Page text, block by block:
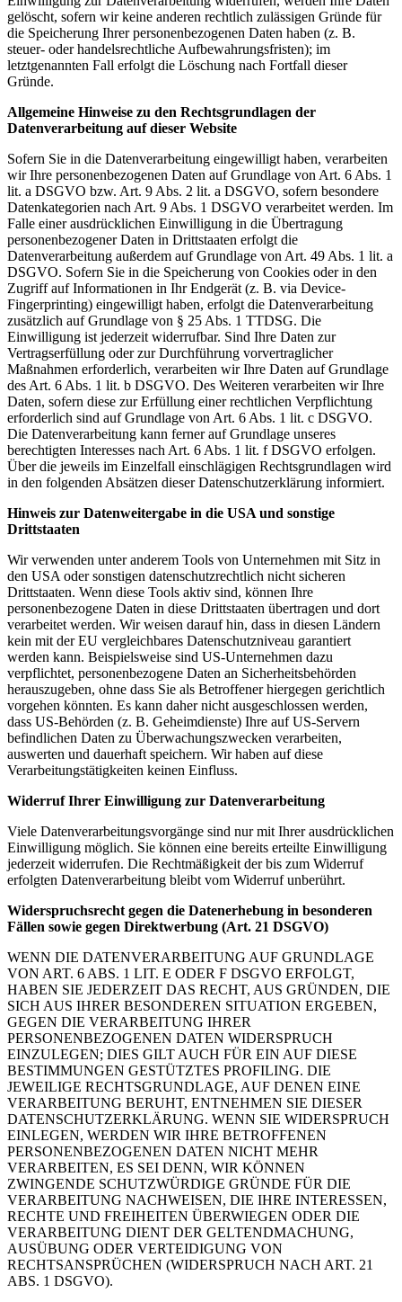
gelöscht, sofern wir keine anderen rechtlich zulässigen Gründe für
die Speicherung Ihrer personenbezogenen Daten haben (z. B.
steuer- oder handelsrechtliche Aufbewahrungsfristen); im
letztgenannten Fall erfolgt die Löschung nach Fortfall dieser
Gründe.
Allgemeine Hinweise zu den Rechtsgrundlagen der
Datenverarbeitung auf dieser Website
Sofern Sie in die Datenverarbeitung eingewilligt haben, verarbeiten
wir Ihre personenbezogenen Daten auf Grundlage von Art. 6 Abs. 1
lit. a DSGVO bzw. Art. 9 Abs. 2 lit. a DSGVO, sofern besondere
Datenkategorien nach Art. 9 Abs. 1 DSGVO verarbeitet werden. Im
Falle einer ausdrücklichen Einwilligung in die Übertragung
personenbezogener Daten in Drittstaaten erfolgt die
Datenverarbeitung außerdem auf Grundlage von Art. 49 Abs. 1 lit. a
DSGVO. Sofern Sie in die Speicherung von Cookies oder in den
Zugriff auf Informationen in Ihr Endgerät (z. B. via Device-
Fingerprinting) eingewilligt haben, erfolgt die Datenverarbeitung
zusätzlich auf Grundlage von § 25 Abs. 1 TTDSG. Die
Einwilligung ist jederzeit widerrufbar. Sind Ihre Daten zur
Vertragserfüllung oder zur Durchführung vorvertraglicher
Maßnahmen erforderlich, verarbeiten wir Ihre Daten auf Grundlage
des Art. 6 Abs. 1 lit. b DSGVO. Des Weiteren verarbeiten wir Ihre
Daten, sofern diese zur Erfüllung einer rechtlichen Verpflichtung
erforderlich sind auf Grundlage von Art. 6 Abs. 1 lit. c DSGVO.
Die Datenverarbeitung kann ferner auf Grundlage unseres
berechtigten Interesses nach Art. 6 Abs. 1 lit. f DSGVO erfolgen.
Über die jeweils im Einzelfall einschlägigen Rechtsgrundlagen wird
in den folgenden Absätzen dieser Datenschutzerklärung informiert.
Hinweis zur Datenweitergabe in die USA und sonstige
Drittstaaten
Wir verwenden unter anderem Tools von Unternehmen mit Sitz in
den USA oder sonstigen datenschutzrechtlich nicht sicheren
Drittstaaten. Wenn diese Tools aktiv sind, können Ihre
personenbezogene Daten in diese Drittstaaten übertragen und dort
verarbeitet werden. Wir weisen darauf hin, dass in diesen Ländern
kein mit der EU vergleichbares Datenschutzniveau garantiert
werden kann. Beispielsweise sind US-Unternehmen dazu
verpflichtet, personenbezogene Daten an Sicherheitsbehörden
herauszugeben, ohne dass Sie als Betroffener hiergegen gerichtlich
vorgehen könnten. Es kann daher nicht ausgeschlossen werden,
dass US-Behörden (z. B. Geheimdienste) Ihre auf US-Servern
befindlichen Daten zu Überwachungszwecken verarbeiten,
auswerten und dauerhaft speichern. Wir haben auf diese
Verarbeitungstätigkeiten keinen Einfluss.
Widerruf Ihrer Einwilligung zur Datenverarbeitung
Viele Datenverarbeitungsvorgänge sind nur mit Ihrer ausdrücklichen
Einwilligung möglich. Sie können eine bereits erteilte Einwilligung
jederzeit widerrufen. Die Rechtmäßigkeit der bis zum Widerruf
erfolgten Datenverarbeitung bleibt vom Widerruf unberührt.
Widerspruchsrecht gegen die Datenerhebung in besonderen
Fällen sowie gegen Direktwerbung (Art. 21 DSGVO)
WENN DIE DATENVERARBEITUNG AUF GRUNDLAGE
VON ART. 6 ABS. 1 LIT. E ODER F DSGVO ERFOLGT,
HABEN SIE JEDERZEIT DAS RECHT, AUS GRÜNDEN, DIE
SICH AUS IHRER BESONDEREN SITUATION ERGEBEN,
GEGEN DIE VERARBEITUNG IHRER
PERSONENBEZOGENEN DATEN WIDERSPRUCH
EINZULEGEN; DIES GILT AUCH FÜR EIN AUF DIESE
BESTIMMUNGEN GESTÜTZTES PROFILING. DIE
JEWEILIGE RECHTSGRUNDLAGE, AUF DENEN EINE
VERARBEITUNG BERUHT, ENTNEHMEN SIE DIESER
DATENSCHUTZERKLÄRUNG. WENN SIE WIDERSPRUCH
EINLEGEN, WERDEN WIR IHRE BETROFFENEN
PERSONENBEZOGENEN DATEN NICHT MEHR
VERARBEITEN, ES SEI DENN, WIR KÖNNEN
ZWINGENDE SCHUTZWÜRDIGE GRÜNDE FÜR DIE
VERARBEITUNG NACHWEISEN, DIE IHRE INTERESSEN,
RECHTE UND FREIHEITEN ÜBERWIEGEN ODER DIE
VERARBEITUNG DIENT DER GELTENDMACHUNG,
AUSÜBUNG ODER VERTEIDIGUNG VON
RECHTSANSPRÜCHEN (WIDERSPRUCH NACH ART. 21
ABS. 1 DSGVO).